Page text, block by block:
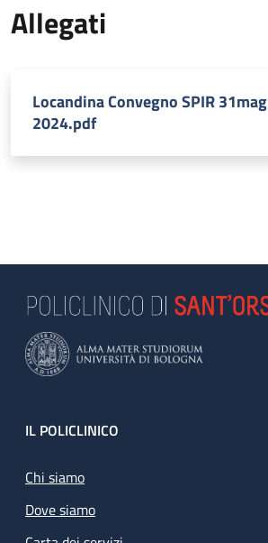
Allegati
Locandina Convegno SPIR 31mag
2024.pdf
Footer
IL POLICLINICO
Chi siamo
Dove siamo